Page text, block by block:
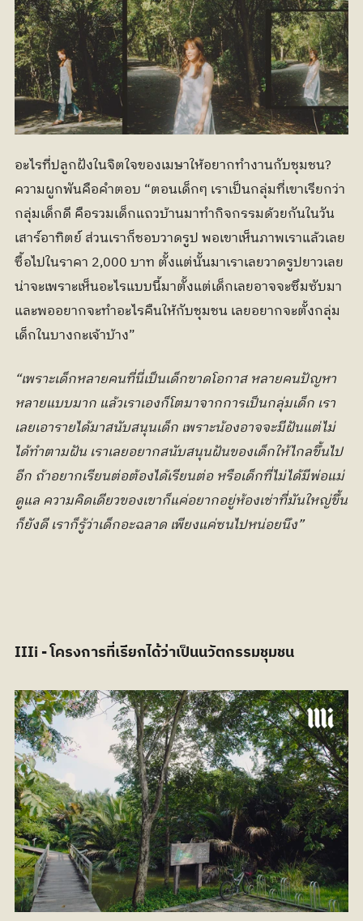
อะไรที่ปลูกฝังในจิตใจของเมษาให้อยากทำงานกับชุมชน?
ความผูกพันคือคำตอบ “ตอนเด็กๆ เราเป็นกลุ่มที่เขาเรียกว่า
กลุ่มเด็กดี คือรวมเด็กแถวบ้านมาทำกิจกรรมด้วยกันในวัน
เสาร์อาทิตย์ ส่วนเราก็ชอบวาดรูป พอเขาเห็นภาพเราแล้วเลย
ซื้อไปในราคา 2,000 บาท ตั้งแต่นั้นมาเราเลยวาดรูปยาวเลย
น่าจะเพราะเห็นอะไรแบบนี้มาตั้งแต่เด็กเลยอาจจะซึมซับมา
และพออยากจะทำอะไรคืนให้กับชุมชน เลยอยากจะตั้งกลุ่ม
เด็กในบางกะเจ้าบ้าง”
“เพราะเด็กหลายคนที่นี่เป็นเด็กขาดโอกาส หลายคนปัญหา
หลายแบบมาก แล้วเราเองก็โตมาจากการเป็นกลุ่มเด็ก เรา
เลยเอารายได้มาสนับสนุนเด็ก เพราะน้องอาจจะมีฝันแต่ไม่
ได้ทำตามฝัน เราเลยอยากสนับสนุนฝันของเด็กให้ไกลขึ้นไป
อีก ถ้าอยากเรียนต่อต้องได้เรียนต่อ หรือเด็กที่ไม่ได้มีพ่อแม่
ดูแล ความคิดเดียวของเขาก็แค่อยากอยู่ห้องเช่าที่มันใหญ่ขึ้น
ก็ยังดี เราก็รู้ว่าเด็กอะฉลาด เพียงแค่ซนไปหน่อยนึง”
IIIi - โครงการที่เรียกได้ว่าเป็นนวัตกรรมชุมชน